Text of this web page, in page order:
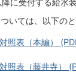
に受付する給水
いては、以下のと
照表（本編）
照表（藤井寺）